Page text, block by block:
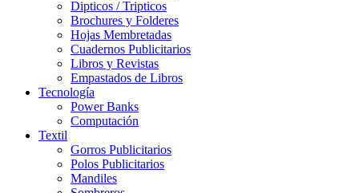
Dipticos / Tripticos
Brochures y Folderes
Hojas Membretadas
Cuadernos Publicitarios
Libros y Revistas
Empastados de Libros
Tecnología
Power Banks
Computación
Textil
Gorros Publicitarios
Polos Publicitarios
Mandiles